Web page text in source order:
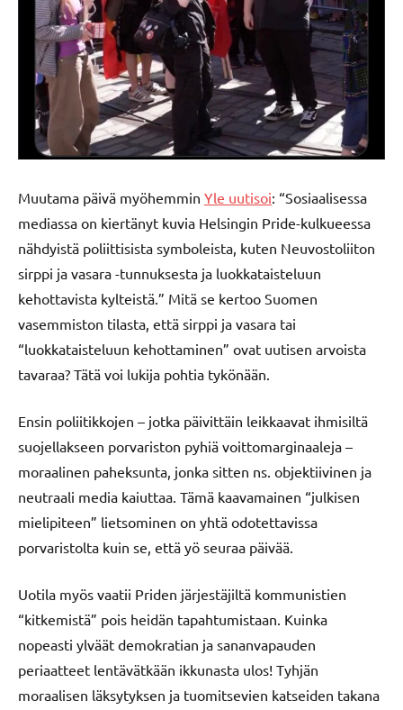
Muutama päivä myöhemmin Yle uutisoi: “Sosiaalisessa
mediassa on kiertänyt kuvia Helsingin Pride-kulkueessa
nähdyistä poliittisista symboleista, kuten Neuvostoliiton
sirppi ja vasara -tunnuksesta ja luokkataisteluun
kehottavista kylteistä.” Mitä se kertoo Suomen
vasemmiston tilasta, että sirppi ja vasara tai
“luokkataisteluun kehottaminen” ovat uutisen arvoista
tavaraa? Tätä voi lukija pohtia tykönään.
Ensin poliitikkojen – jotka päivittäin leikkaavat ihmisiltä
suojellakseen porvariston pyhiä voittomarginaaleja –
moraalinen paheksunta, jonka sitten ns. objektiivinen ja
neutraali media kaiuttaa. Tämä kaavamainen “julkisen
mielipiteen” lietsominen on yhtä odotettavissa
porvaristolta kuin se, että yö seuraa päivää.
Uotila myös vaatii Priden järjestäjiltä kommunistien
“kitkemistä” pois heidän tapahtumistaan. Kuinka
nopeasti ylväät demokratian ja sananvapauden
periaatteet lentävätkään ikkunasta ulos! Tyhjän
moraalisen läksytyksen ja tuomitsevien katseiden takana